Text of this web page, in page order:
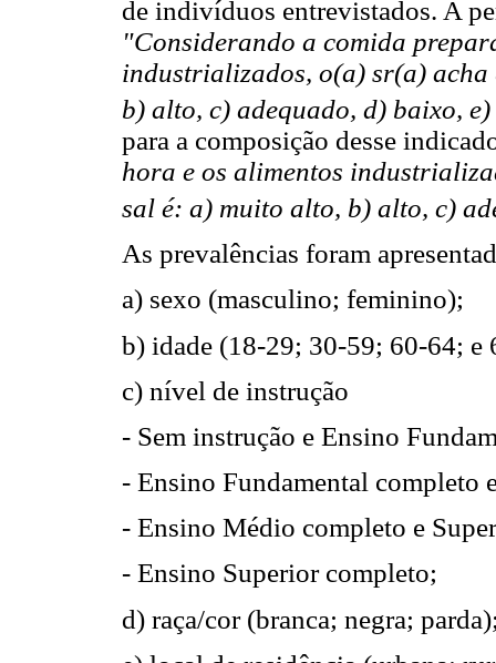
de indivíduos entrevistados. A
"Considerando a comida
industrializados, o(a) sr(a) acha
b) alto, c) adequado, d) baixo,
para a composição desse
hora e os alimentos
sal é: a) muito alto, b) alto, c)
As prevalências foram
a) sexo (masculino; feminino);
b) idade (18-29; 30-59; 60-64; e
c) nível de instrução
- Sem instrução e Ensino
- Ensino Fundamental completo
- Ensino Médio completo e
- Ensino Superior completo;
d) raça/cor (branca; negra;